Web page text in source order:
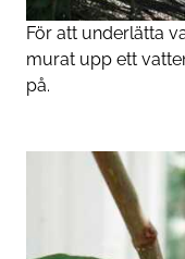
För att underlätta
murat upp ett
på.